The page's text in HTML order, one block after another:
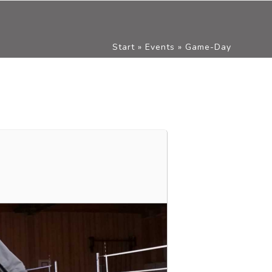
Start» Events » Game-Day